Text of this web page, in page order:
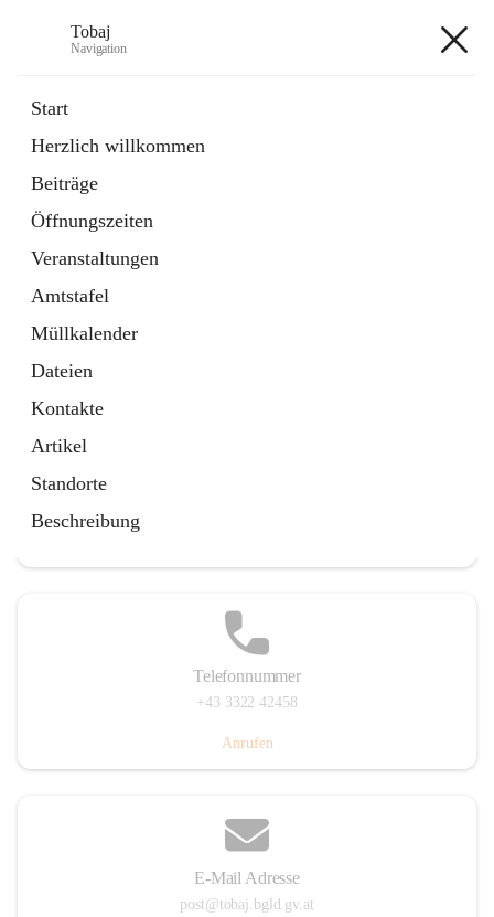
Tobaj
Navigation
Start
Herzlich willkommen
Beiträge
Öffnungszeiten
Veranstaltungen
Amtstafel
Müllkalender
Dateien
Kontakte
Artikel
Standorte
Beschreibung
Externe Webseite
in
Tab
Formulare
2 Schnellzugriffe
Telefonnummer
+43 3322 42458
Anrufen
E-Mail Adresse
post@tobaj.bgld.gv.at